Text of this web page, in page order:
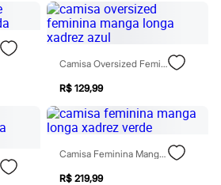
Camisa Oversized Feminina Manga Longa Xadrez Azul
R$ 129,99
Camisa Feminina Manga Longa Xadrez Verde
R$ 219,99